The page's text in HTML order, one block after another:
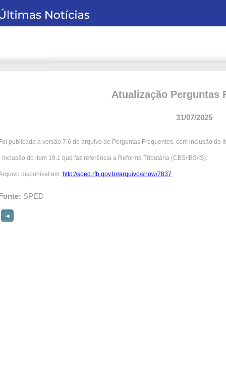
Atualização Perguntas
31/07/2025
publicada a versão 7.6 do arquivo de Perguntas Frequentes, com inclusão do
Inclusão do item 19.1 que faz referência a Reforma Tributária (CBS/IBS/IS).
disponível em: http://sped.rfb.gov.br/arquivo/show/7837
SPED
◄